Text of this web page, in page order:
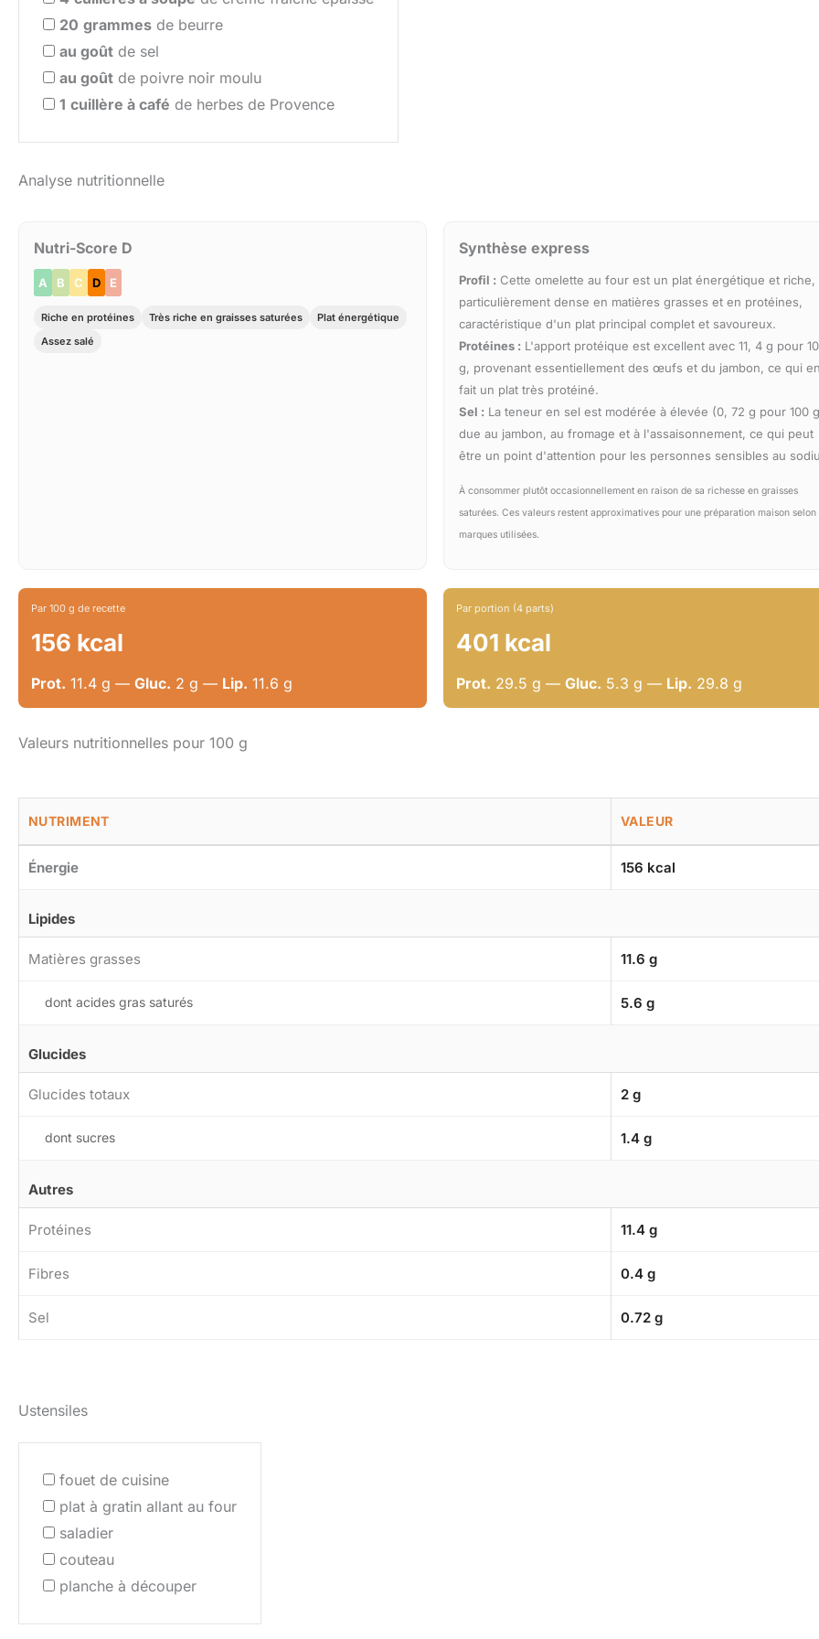
20 grammes de beurre
au goût de sel
au goût de poivre noir moulu
1 cuillère à café de herbes de Provence
Analyse nutritionnelle
Nutri-Score D
A B C D E
Riche en protéines Très riche en graisses saturées
Plat énergétique
Assez salé
Synthèse express
Profil : Cette omelette au four est un plat énergétique et riche,
particulièrement dense en matières grasses et en protéines,
caractéristique d'un plat principal complet et savoureux.
Protéines : L'apport protéique est excellent avec 11, 4 g pour
g, provenant essentiellement des œufs et du jambon, ce qui en
fait un plat très protéiné.
Sel : La teneur en sel est modérée à élevée (0, 72 g pour 100
due au jambon, au fromage et à l'assaisonnement, ce qui peut
être un point d'attention pour les personnes sensibles au
À consommer plutôt occasionnellement en raison de sa richesse en graisses
saturées. Ces valeurs restent approximatives pour une préparation maison selon
marques utilisées.
Par 100 g de recette
156 kcal
Prot. 11.4 g — Gluc. 2 g — Lip. 11.6 g
Par portion (4 parts)
401 kcal
Prot. 29.5 g —Gluc. 5.3 g — Lip. 29.8 g
Valeurs nutritionnelles pour 100 g
NUTRIMENT VALEUR
Énergie 156 kcal
Lipides
Matières grasses 11.6 g
dont acides gras saturés 5.6 g
Glucides
Glucides totaux 2 g
dont sucres 1.4 g
Autres
Protéines 11.4 g
Fibres 0.4 g
Sel 0.72 g
Ustensiles
fouet de cuisine
plat à gratin allant au four
saladier
couteau
planche à découper